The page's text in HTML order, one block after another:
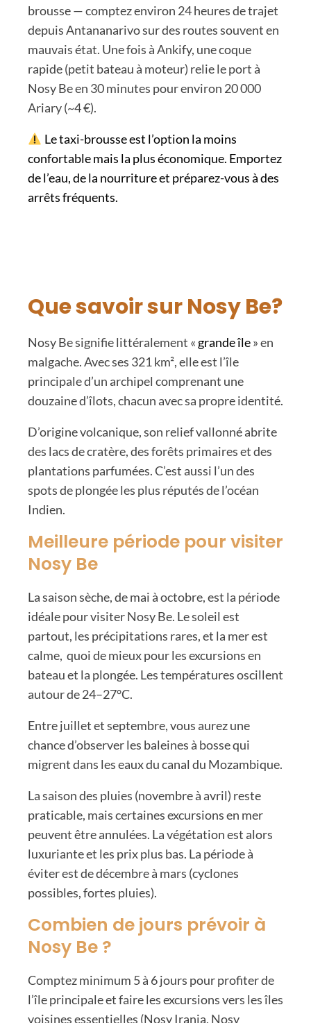
brousse — comptezenviron 24 heures de trajet
depuis Antananarivosur des routes souvent en
mauvais état. Une fois à Ankify, unecoque
rapide(petit bateau à moteur) relie le port à
Nosy Be en 30 minutes pour environ 20 000
Ariary (~4 €).
Le taxi-brousse est l’option la moins
confortable mais la plus économique. Emportez
de l’eau, de la nourriture et préparez-vous à des
arrêts fréquents.
Que savoir sur Nosy Be?
Nosy Be signifie littéralement « grande île» en
malgache. Avec ses 321 km², elle est l’île
principale d’un archipel comprenant une
douzaine d’îlots, chacun avec sa propre identité.
D’origine volcanique, son relief vallonné abrite
des lacs de cratère, des forêts primaires et des
plantations parfumées. C’est aussi l’un des
spots de plongée les plus réputés de l’océan
Indien.
Meilleure période pour visiter
Nosy Be
La saison sèche, de mai à octobre, est la période
idéale pour visiter Nosy Be. Le soleil est
partout, les précipitations rares, et la mer est
calme, quoi de mieux pour les excursions en
bateau et la plongée. Les températures oscillent
autour de 24–27°C.
Entre juillet et septembre, vous aurez une
chance d’observer les baleines à bosse qui
migrent dans les eaux du canal du Mozambique.
La saison des pluies (novembre à avril) reste
praticable, mais certaines excursions en mer
peuvent être annulées. La végétation est alors
luxuriante et les prix plus bas. La période à
éviter est de décembre à mars (cyclones
possibles, fortes pluies).
Combien de jours prévoir à
Nosy Be ?
Comptez minimum 5 à 6 jours pour profiter de
l’île principale et faire les excursions vers les îles
voisines essentielles (Nosy Iranja, Nosy